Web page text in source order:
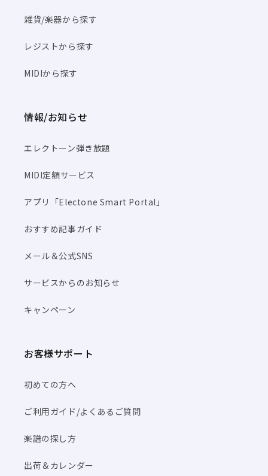
雑貨/楽器から探す
レジストから探す
MIDIから探す
情報/お知らせ
エレクトーン弾き放題
MIDI定額サービス
アプリ「Electone Smart Portal」
おすすめ記事ガイド
メール＆公式SNS
サービスからのお知らせ
キャンペーン
お客様サポート
初めての方へ
ご利用ガイド/よくあるご質問
楽譜の探し方
出荷＆カレンダー